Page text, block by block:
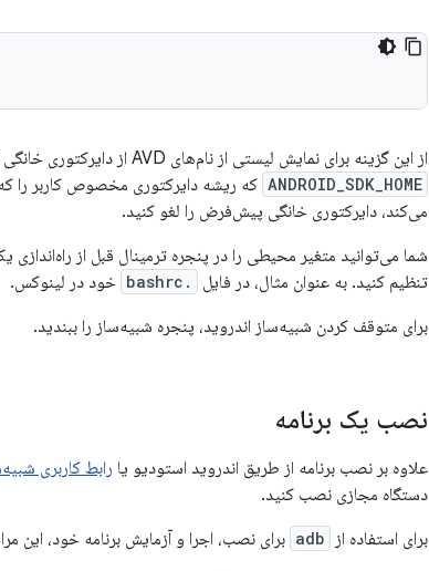
از این گزینه برای نمایش لیستی از نام‌های AVD از دایرکتوری خانگی اندروید خود استفاده کنید. می‌توانید با تنظیم متغیر محیطی
ANDROID_SDK_HOME
می‌کند، دایرکتوری خانگی پیش‌فرض را لغو کنید.
شما می‌توانید متغیر محیطی را در پنجره ترمینال قبل از
تنظیم کنید. به عنوان مثال، در فایل
.bashrc
خود در لینوکس.
برای متوقف کردن شبیه‌ساز اندروید، پنجره شبیه‌ساز را ببندید.
نصب یک برنامه
علاوه بر نصب برنامه از طریق اندروید استودیو یا رابط کاربری
دستگاه مجازی نصب کنید.
برای استفاده از
adb برای نصب، اجرا و آزمایش برنامه خود، این